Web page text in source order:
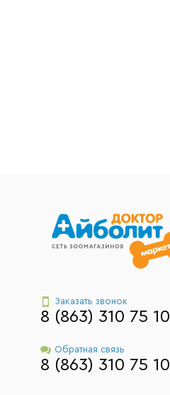
Заказать звонок
8 (863) 310 75 10
Обратная связь
8 (863) 310 75 10